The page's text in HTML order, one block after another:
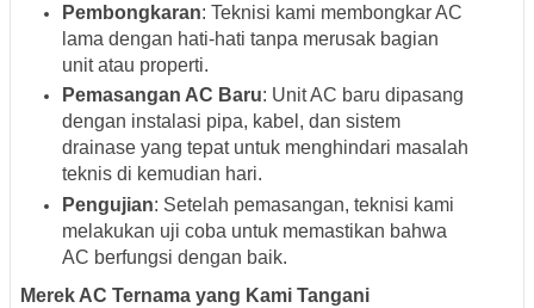
Pembongkaran: Teknisi kami membongkar AC
lama dengan hati-hati tanpa merusak bagian
unit atau properti.
Pemasangan AC Baru: Unit AC baru dipasang
dengan instalasi pipa, kabel, dan sistem
drainase yang tepat untuk menghindari masalah
teknis di kemudian hari.
Pengujian: Setelah pemasangan, teknisi kami
melakukan uji coba untuk memastikan bahwa
AC berfungsi dengan baik.
Merek AC Ternama yang Kami Tangani